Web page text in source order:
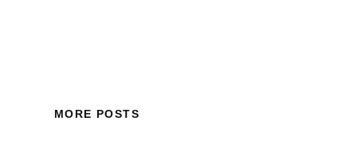
MORE POSTS